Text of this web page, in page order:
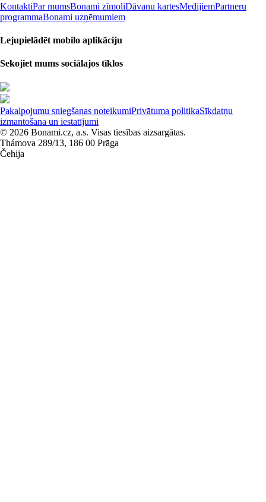
KontaktiPar mumsBonami zīmoliDāvanu kartesMedijiemPartneru
programmaBonami uzņēmumiem
Lejupielādēt mobilo aplikāciju
Sekojiet mums sociālajos tīklos
Pakalpojumu sniegšanas noteikumiPrivātuma politikaSīkdatņu
izmantošana un iestatījumi
© 2026 Bonami.cz, a.s. Visas tiesības aizsargātas.
Thámova 289/13, 186 00 Prāga
Čehija